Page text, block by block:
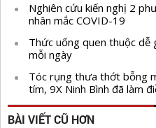
Nghiên cứu kiến nghị 2
nhân mắc COVID-19
Thức uống quen thuộc
mỗi ngày
Tóc rụng thưa thớt bỗng
tím, 9X Ninh Bình đã làm
BÀI VIẾT CŨ HƠN